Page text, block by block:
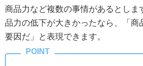
商品力など複数の事情があるとしま
品力の低下が大きかったなら、「商
要因だ」と表現できます。